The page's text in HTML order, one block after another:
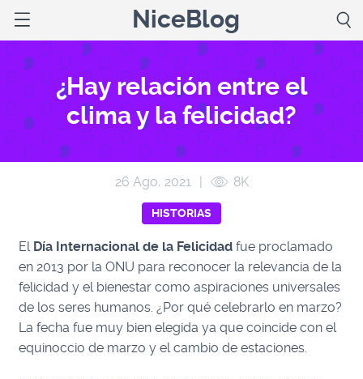
NiceBlog
¿Hay relación entre el
clima y la felicidad?
26 Ago, 2021 | 8K
HISTORIAS
El Día Internacional de la Felicidad fue proclamado
en 2013 por la ONU para reconocer la relevancia de la
felicidad y el bienestar como aspiraciones universales
de los seres humanos. ¿Por qué celebrarlo en marzo?
La fecha fue muy bien elegida ya que coincide con el
equinoccio de marzo y el cambio de estaciones.